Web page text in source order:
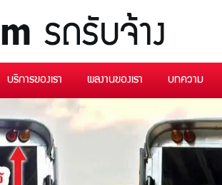
บริการของเรา ผลงานของเรา บทความ